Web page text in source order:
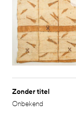
Zonder titel
Onbekend